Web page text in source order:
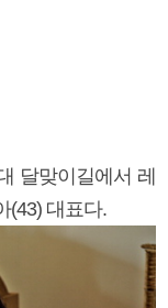
달맞이길에서 레
(43) 대표다.